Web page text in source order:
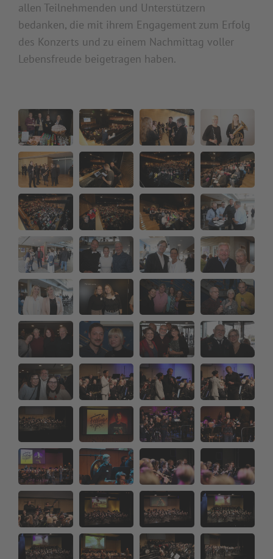
allen Teilnehmenden und Unterstützern
bedanken, die mit ihrem Engagement zum Erfolg
des Konzerts und zu einem Nachmittag voller
Lebensfreude beigetragen haben.